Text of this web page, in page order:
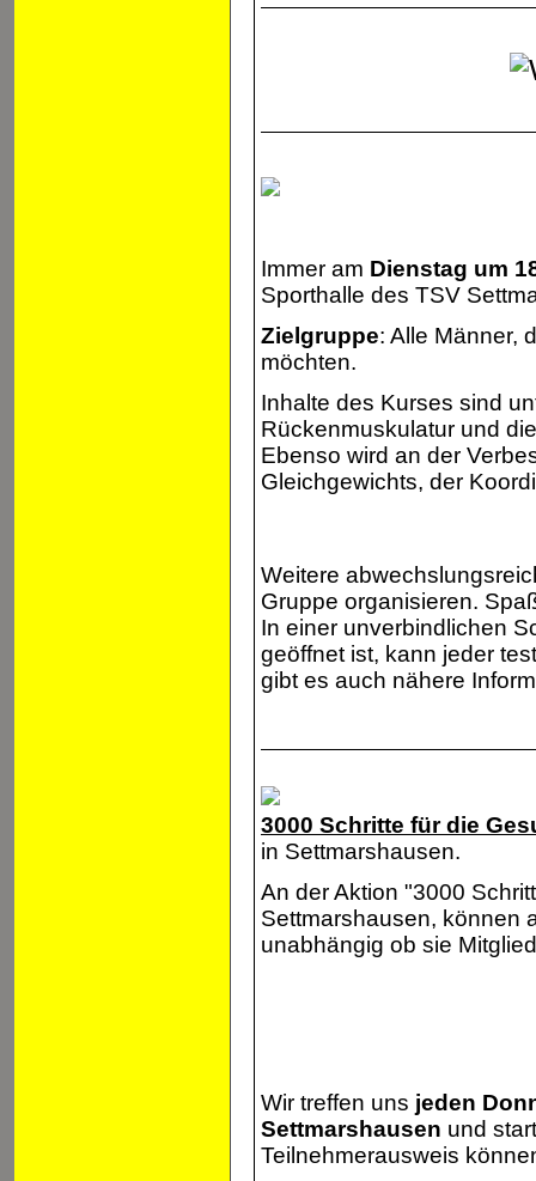
Immer am Dienstag um
Sporthalle des TSV
Zielgruppe: Alle Männer,
möchten.
Inhalte des Kurses sind
Rückenmuskulatur und
Ebenso wird an der
Gleichgewichts, der
Weitere
Gruppe organisieren.
In einer unverbindlichen
geöffnet ist, kann jeder
gibt es auch nähere
3000 Schritte für die
in Settmarshausen.
An der Aktion "3000
Settmarshausen, können
unabhängig ob sie
Wir treffen uns jeden
Settmarshausen und
Teilnehmerausweis